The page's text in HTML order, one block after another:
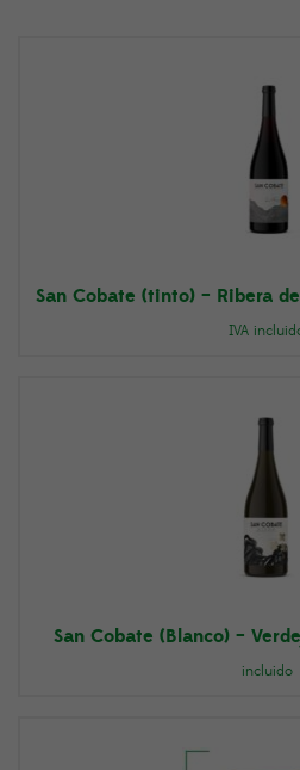
San Cobate (tinto) – Ribera
IVA
San Cobate (Blanco) –
incluido